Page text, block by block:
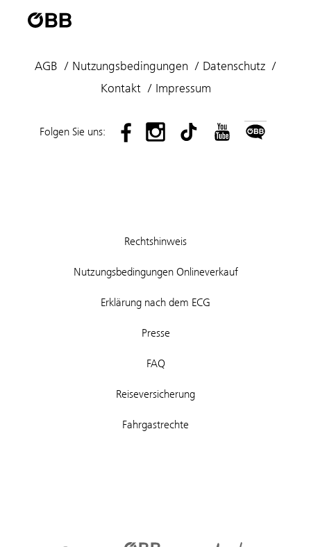
AGB Nutzungsbedingungen
Datenschutz
Kontakt
Impressum
Folgen Sie uns:
Rechtshinweis
Nutzungsbedingungen Onlineverkauf
Erklärung nach dem ECG
Presse
FAQ
Reiseversicherung
Fahrgastrechte